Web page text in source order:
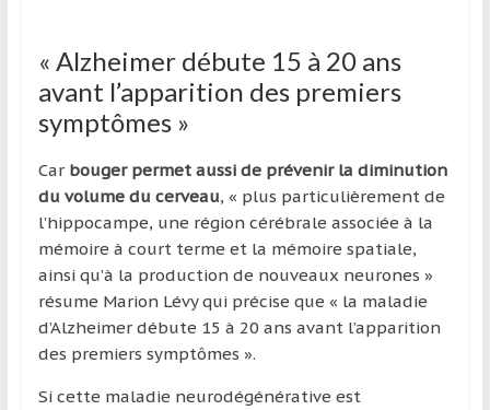
« Alzheimer débute 15 à 20 ans
avant l’apparition des premiers
symptômes »
Car bouger permet aussi de prévenir la diminution
du volume du cerveau, « plus particulièrement de
l’hippocampe, une région cérébrale associée à la
mémoire à court terme et la mémoire spatiale,
ainsi qu’à la production de nouveaux neurones »
résume Marion Lévy qui précise que « la maladie
d’Alzheimer débute 15 à 20 ans avant l’apparition
des premiers symptômes ».
Si cette maladie neurodégénérative est